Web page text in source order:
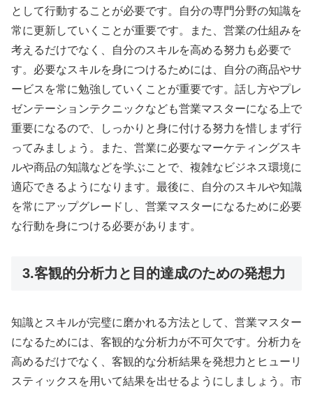
として行動することが必要です。自分の専門分野の知識を
常に更新していくことが重要です。また、営業の仕組みを
考えるだけでなく、自分のスキルを高める努力も必要で
す。必要なスキルを身につけるためには、自分の商品やサ
ービスを常に勉強していくことが重要です。話し方やプレ
ゼンテーションテクニックなども営業マスターになる上で
重要になるので、しっかりと身に付ける努力を惜しまず行
ってみましょう。また、営業に必要なマーケティングスキ
ルや商品の知識などを学ぶことで、複雑なビジネス環境に
適応できるようになります。最後に、自分のスキルや知識
を常にアップグレードし、営業マスターになるために必要
な行動を身につける必要があります。
3.客観的分析力と目的達成のための発想力
知識とスキルが完璧に磨かれる方法として、営業マスター
になるためには、客観的な分析力が不可欠です。分析力を
高めるだけでなく、客観的な分析結果を発想力とヒューリ
スティックスを用いて結果を出せるようにしましょう。市